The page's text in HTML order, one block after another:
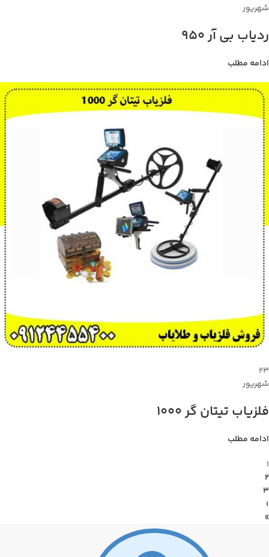
شهریور
ردیاب بی آر 950
ادامه مطلب
۲۳
شهریور
فلزیاب تیتان گر 1000
ادامه مطلب
1
2
3
›
»